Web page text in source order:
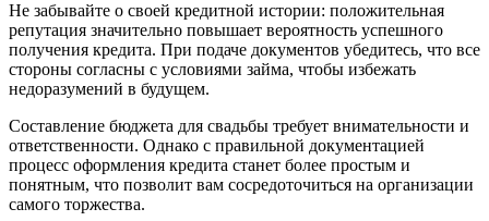
Не забывайте о своей кредитной истории: положительная
репутация значительно повышает вероятность успешного
получения кредита. При подаче документов убедитесь, что все
стороны согласны с условиями займа, чтобы избежать
недоразумений в будущем.
Составление бюджета для свадьбы требует внимательности и
ответственности. Однако с правильной документацией
процесс оформления кредита станет более простым и
понятным, что позволит вам сосредоточиться на организации
самого торжества.